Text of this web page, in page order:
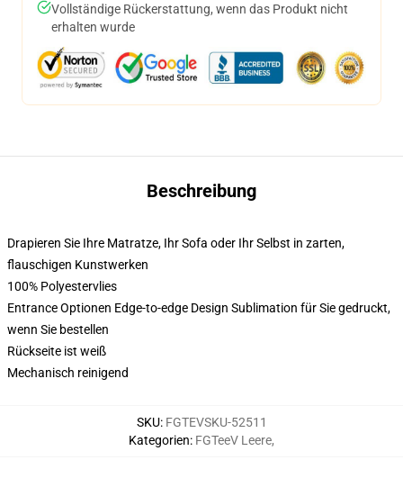
Vollständige Rückerstattung, wenn das Produkt nicht
erhalten wurde
Beschreibung
Drapieren Sie Ihre Matratze, Ihr Sofa oder Ihr Selbst in zarten,
flauschigen Kunstwerken
100% Polyestervlies
Entrance Optionen Edge-to-edge Design Sublimation für Sie gedruckt,
wenn Sie bestellen
Rückseite ist weiß
Mechanisch reinigend
SKU: FGTEVSKU-52511
Kategorien: FGTeeV Leere,